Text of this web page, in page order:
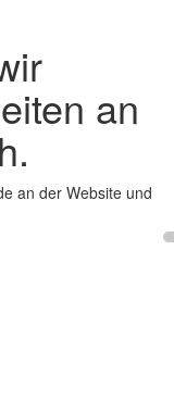
an
an der Website und